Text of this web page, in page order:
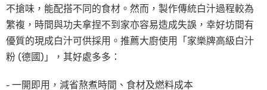
不搶味，能配搭不同的食材。然而，製作傳統白汁過程較為
繁複，時間與功夫拿捏不到家亦容易造成失誤，幸好坊間有
優質的現成白汁可供採用。推薦大廚使用「家樂牌高級白汁
粉 (德國)」，其好處多多：
- 一開即用，減省熬煮時間、食材及燃料成本